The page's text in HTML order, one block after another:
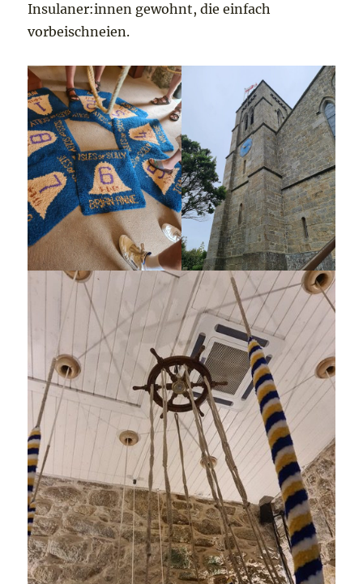
Insulaner:innen gewohnt, die einfach
vorbeischneien.